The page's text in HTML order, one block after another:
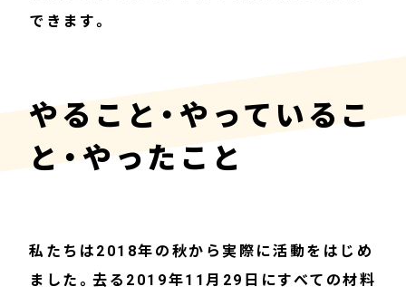
できます。
やること・やっているこ
と・やったこと
私たちは2018年の秋から実際に活動をはじめ
ました。去る2019年11月29日にすべての材料